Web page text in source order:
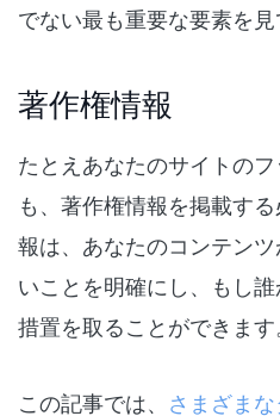
でない最も重要な要素を見
著作権情報
たとえあなたのサイトの
も、著作権情報を掲載す
報は、あなたのコンテン
いことを明確にし、もし
措置を取ることができます
この記事では、 さまざま